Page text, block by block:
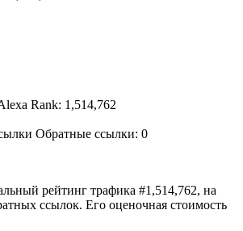
Rank: 1,514,762
Обратные ссылки: 0
рейтинг трафика #1,514,762, на
ссылок. Его оценочная стоимость